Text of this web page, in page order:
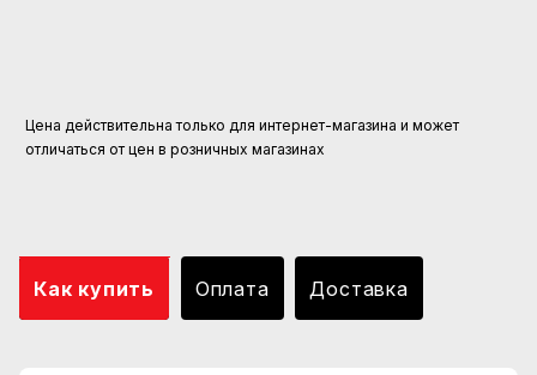
Цена действительна только для интернет-магазина и может
отличаться от цен в розничных магазинах
Как купить Оплата Доставка